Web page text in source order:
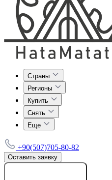
Страны
Регионы
Купить
Снять
Еще
+90(507)705-80-82
Оставить заявку